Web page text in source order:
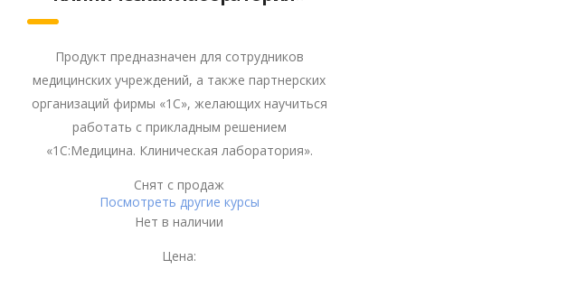
Продукт предназначен для сотрудников
медицинских учреждений, а также партнерских
организаций фирмы «1С», желающих научиться
работать с прикладным решением
«1С:Медицина. Клиническая лаборатория».
Снят с продаж
Посмотреть другие курсы
Нет в наличии
Цена: